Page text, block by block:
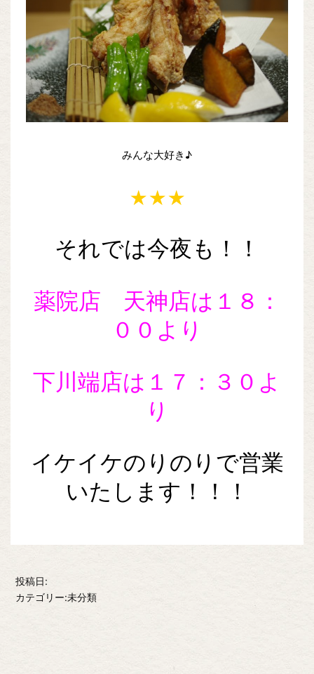
みんな大好き♪
★★★
それでは今夜も！！
薬院店 天神店は１８：
００より
下川端店は１７：３０よ
り
イケイケのりのりで営業
いたします！！！
投稿日:
カテゴリー:未分類